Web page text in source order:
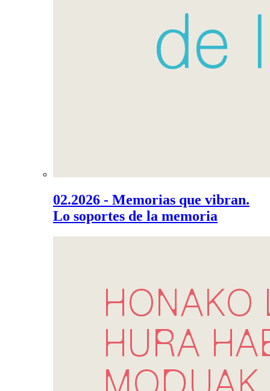
02.2026 - Memorias que vibran.
Lo soportes de la memoria